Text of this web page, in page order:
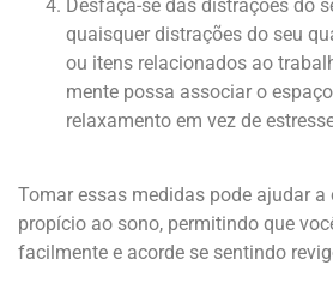
Desfaça-se das distrações do
quaisquer distrações do seu
ou itens relacionados ao
mente possa associar o
relaxamento em vez de
Tomar essas medidas pode ajudar
propício ao sono, permitindo que
facilmente e acorde se sentindo